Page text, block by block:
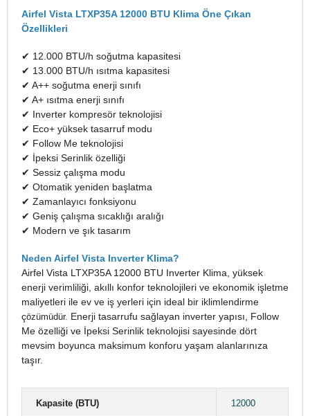
Airfel Vista LTXP35A 12000 BTU Klima Öne Çıkan
Özellikleri
✔ 12.000 BTU/h soğutma kapasitesi
✔ 13.000 BTU/h ısıtma kapasitesi
✔ A++ soğutma enerji sınıfı
✔ A+ ısıtma enerji sınıfı
✔ Inverter kompresör teknolojisi
✔ Eco+ yüksek tasarruf modu
✔ Follow Me teknolojisi
✔ İpeksi Serinlik özelliği
✔ Sessiz çalışma modu
✔ Otomatik yeniden başlatma
✔ Zamanlayıcı fonksiyonu
✔ Geniş çalışma sıcaklığı aralığı
✔ Modern ve şık tasarım
Neden Airfel Vista Inverter Klima?
Airfel Vista LTXP35A 12000 BTU Inverter Klima, yüksek
enerji verimliliği, akıllı konfor teknolojileri ve ekonomik işletme
maliyetleri ile ev ve iş yerleri için ideal bir iklimlendirme
çözümüdür. Enerji tasarrufu sağlayan inverter yapısı, Follow
Me özelliği ve İpeksi Serinlik teknolojisi sayesinde dört
mevsim boyunca maksimum konforu yaşam alanlarınıza
taşır.
Kapasite (BTU) 12000